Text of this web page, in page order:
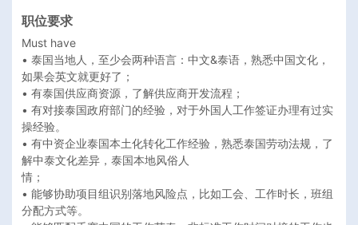
职位要求
Must have
• 泰国当地⼈，⾄少会两种语⾔：中⽂&泰语，熟悉中国⽂化，
如果会英⽂就更好了；
• 有泰国供应商资源，了解供应商开发流程；
• 有对接泰国政府部⻔的经验，对于外国⼈⼯作签证办理有过实
操经验。
• 有中资企业泰国本⼟化转化⼯作经验，熟悉泰国劳动法规，了
解中泰⽂化差异，泰国本地⻛俗⼈
情；
• 能够协助项⽬组识别落地⻛险点，⽐如⼯会、⼯作时⻓，班组
分配⽅式等。